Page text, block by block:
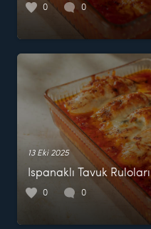
0 0
13 Eki 2025
Ispanaklı Tavuk Ruloları
0 0